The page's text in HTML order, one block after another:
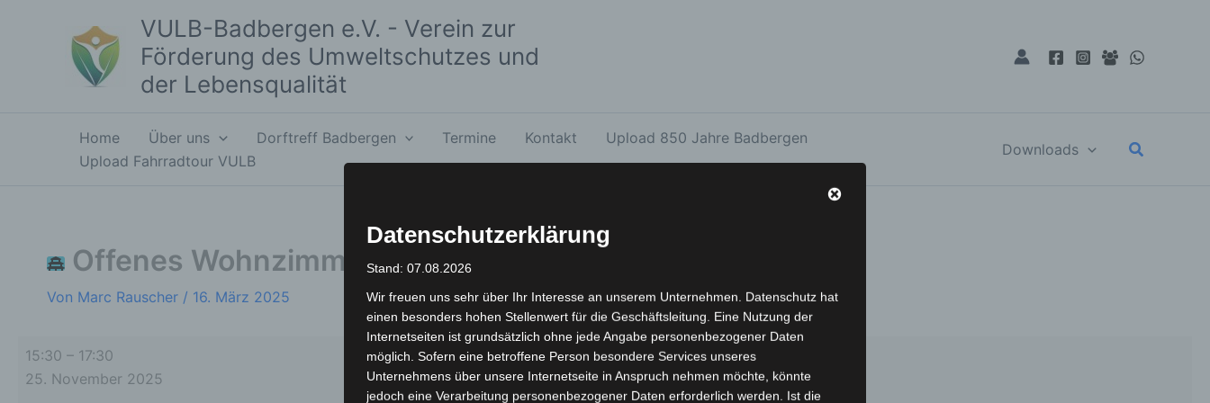
VULB-Badbergen e.V. - Verein zur
Förderung des Umweltschutzes und
der Lebensqualität
Home Über uns Dorftreff Badbergen Termine Kontakt
Upload 850 Jahre Badbergen
Upload Fahrradtour VULB
Downloads Suchen
Offenes Wohnzimmer - Klönen & mehr
Von Marc Rauscher / 16. März 2025
Wohnzimmer
15:30 – 17:30
25. November 2025
Badbergen
Datenschutzerklärung
Stand: 07.08.2026
Wir freuen uns sehr über Ihr Interesse an unserem Unternehmen. Datenschutz hat
einen besonders hohen Stellenwert für die Geschäftsleitung. Eine Nutzung der
Internetseiten ist grundsätzlich ohne jede Angabe personenbezogener Daten
möglich. Sofern eine betroffene Person besondere Services unseres
Unternehmens über unsere Internetseite in Anspruch nehmen möchte, könnte
jedoch eine Verarbeitung personenbezogener Daten erforderlich werden. Ist die